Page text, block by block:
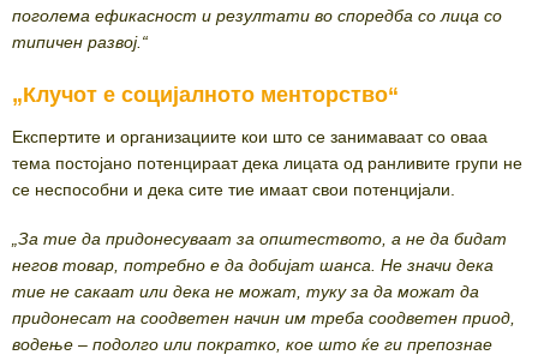
поголема ефикасност и резултати во споредба со лица со
типичен развој.“
„Клучот е социјалното менторство“
Експертите и организациите кои што се занимаваат со оваа
тема постојано потенцираат дека лицата од ранливите групи не
се неспособни и дека сите тие имаат свои потенцијали.
„За тие да придонесуваат за општеството, а не да бидат
негов товар, потребно е да добијат шанса. Не значи дека
тие не сакаат или дека не можат, туку за да можат да
придонесат на соодветен начин им треба соодветен приод,
водење – подолго или пократко, кое што ќе ги препознае